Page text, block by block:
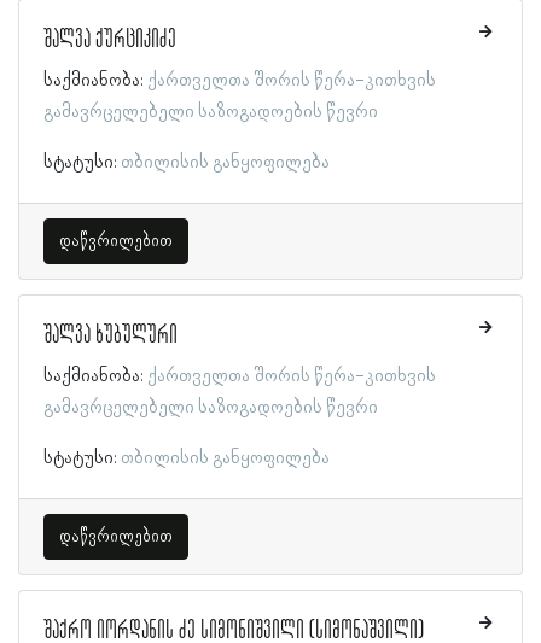
შალვა ქურციკიძე
საქმიანობა: ქართველთა შორის წერა-კითხვის
გამავრცელებელი საზოგადოების წევრი
სტატუსი: თბილისის განყოფილება
დაწვრილებით
შალვა ხუბულური
საქმიანობა: ქართველთა შორის წერა-კითხვის
გამავრცელებელი საზოგადოების წევრი
სტატუსი: თბილისის განყოფილება
დაწვრილებით
შაქრო იორდანის ძე სიმონიშვილი (სიმონაშვილი)